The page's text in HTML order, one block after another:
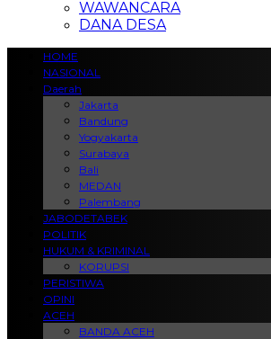
WAWANCARA
DANA DESA
HOME
NASIONAL
Daerah
Jakarta
Bandung
Yogyakarta
Surabaya
Bali
MEDAN
Palembang
JABODETABEK
POLITIK
HUKUM & KRIMINAL
KORUPSI
PERISTIWA
OPINI
ACEH
BANDA ACEH